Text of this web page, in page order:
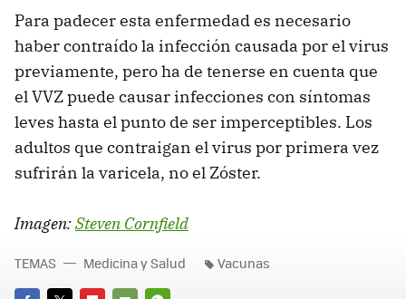
Para padecer esta enfermedad es necesario
haber contraído la infección causada por el virus
previamente, pero ha de tenerse en cuenta que
el VVZ puede causar infecciones con síntomas
leves hasta el punto de ser imperceptibles. Los
adultos que contraigan el virus por primera vez
sufrirán la varicela, no el Zóster.
Imagen:Steven Cornfield
TEMAS Medicina y Salud Vacunas